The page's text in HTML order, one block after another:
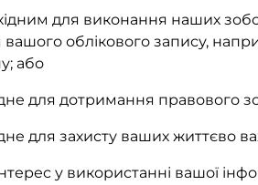
для виконання наших
вашого облікового запису,
або
для дотримання правового
для захисту ваших життєво
у використанні вашої